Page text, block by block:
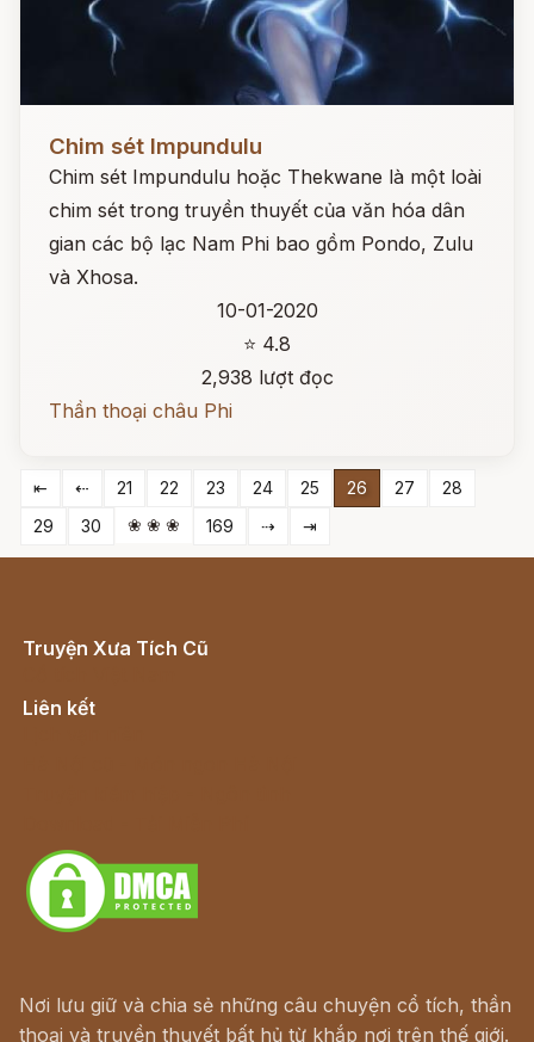
Chim sét Impundulu
Chim sét Impundulu hoặc Thekwane là một loài
chim sét trong truyền thuyết của văn hóa dân
gian các bộ lạc Nam Phi bao gồm Pondo, Zulu
và Xhosa.
10-01-2020
⭐ 4.8
2,938 lượt đọc
Thần thoại châu Phi
⇤ ⇠ 21 22 23 24 25 26 27
28
29
30 ❀ ❀ ❀ 169 ⇢ ⇥
Truyện Xưa Tích Cũ
Liên kết
Nơi lưu giữ và chia sẻ những câu chuyện cổ tích, thần
thoại và truyền thuyết bất hủ từ khắp nơi trên thế giới.